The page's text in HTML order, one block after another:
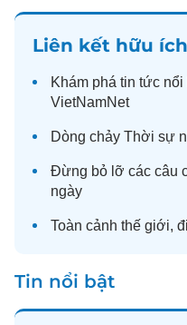
Liên kết hữu ích
Khám phá tin tức nổi
VietNamNet
Dòng chảy Thời sự
Đừng bỏ lỡ các câu
ngày
Toàn cảnh thế giới,
Tin nổi bật